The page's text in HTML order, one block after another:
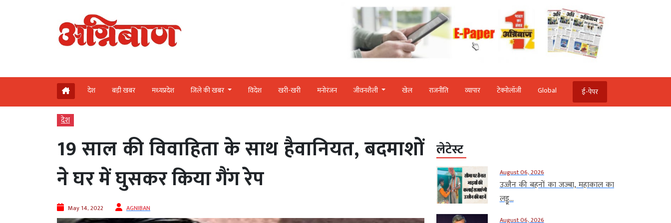
देश बड़ी खबर मध्‍यप्रदेश जिले की खबर विदेश खरी-खरी मनोरंजन जीवनशैली खेल राजनीति व्‍यापार टेक्‍नोलॉजी Global ई-पेपर
देश
19 साल की विवाहिता के साथ हैवानियत, बदमाशों
ने घर में घुसकर किया गैंग रेप
May 14, 2022 AGNIBAN
लेटेस्ट
August 06, 2026
उज्जैन की बहनों का जज्बा, महाकाल का
लड्डू...
August 06, 2026